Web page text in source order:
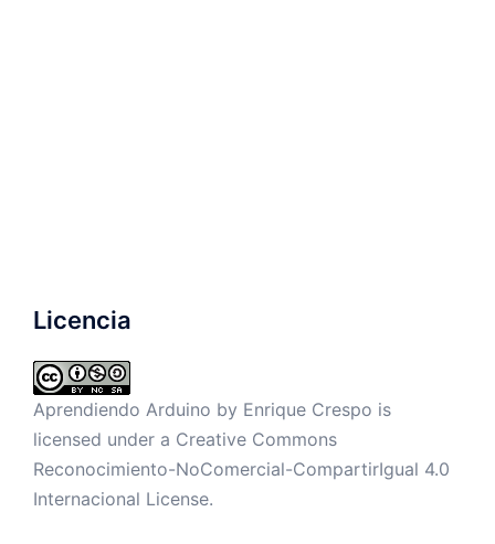
Licencia
Aprendiendo Arduino by Enrique Crespo is
licensed under a Creative Commons
Reconocimiento-NoComercial-CompartirIgual 4.0
Internacional License.